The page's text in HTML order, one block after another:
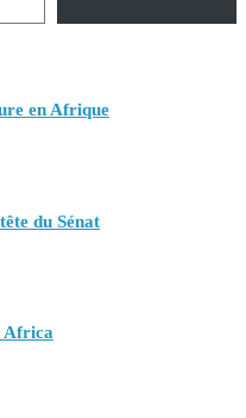
en Afrique
du Sénat
Africa